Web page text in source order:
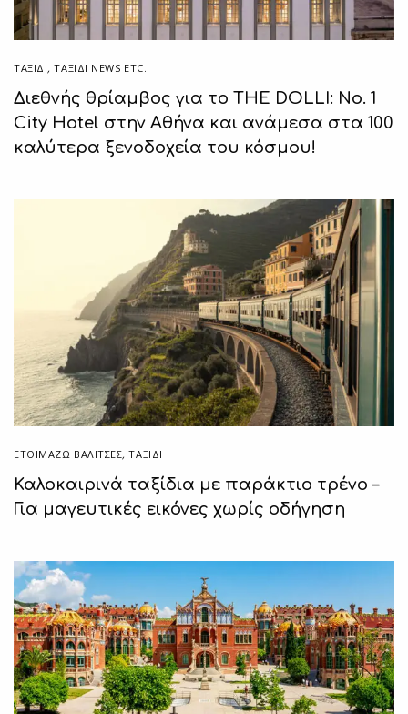
ΤΑΞΙΔΙ,ΤΑΞΊΔΙ NEWS ETC.
Διεθνής θρίαμβος για το THE DOLLI: No. 1
City Hotel στην Αθήνα και ανάμεσα στα 100
καλύτερα ξενοδοχεία του κόσμου!
ΕΤΟΙΜΆΖΩ ΒΑΛΊΤΣΕΣ,ΤΑΞΙΔΙ
Καλοκαιρινά ταξίδια με παράκτιο τρένο –
Για μαγευτικές εικόνες χωρίς οδήγηση